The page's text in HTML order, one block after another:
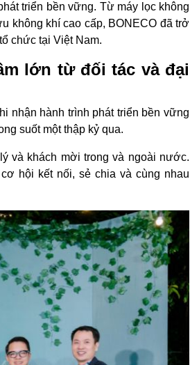
triển bền vững. Từ máy lọc không
không khí cao cấp, BONECO đã trở
chức tại Việt Nam.
lớn từ đối tác và đại
nhận hành trình phát triển bền vững
suốt một thập kỷ qua.
và khách mời trong và ngoài nước.
hội kết nối, sẻ chia và cùng nhau